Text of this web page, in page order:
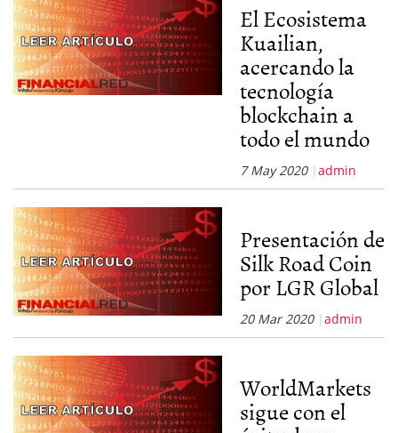
El Ecosistema
Kuailian,
acercando la
tecnología
blockchain a
todo el mundo
7 May 2020 admin
Presentación de
Silk Road Coin
por LGR Global
20 Mar 2020 admin
WorldMarkets
sigue con el